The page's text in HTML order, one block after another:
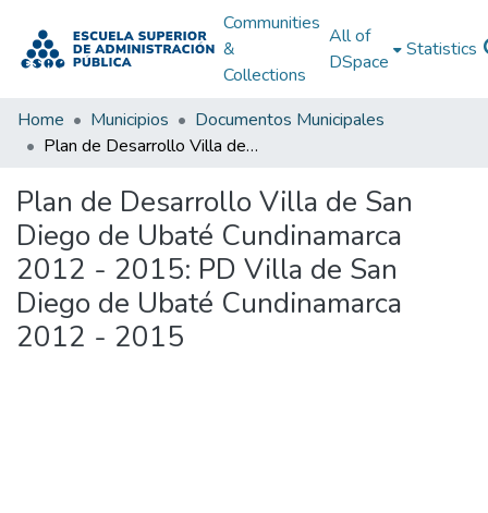
Communities
&
Collections
All of
DSpace
Statistics
Home Municipios
Documentos Municipales
Plan de Desarrollo Villa de San Diego de Ubaté Cundinamarca 2012 - 2015: PD Villa de San Diego de Ubaté Cundinamarca 2012 - 2015
Plan de Desarrollo Villa de San
Diego de Ubaté Cundinamarca
2012 - 2015: PD Villa de San
Diego de Ubaté Cundinamarca
2012 - 2015